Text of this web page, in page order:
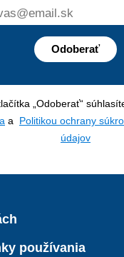
Odoberať
„Odoberať“
a Politikou ochrany
údajov
používania